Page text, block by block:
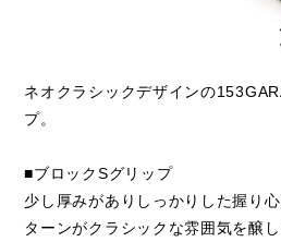
ネオクラシックデザインの
プ。
■ブロックSグリップ
少し厚みがありしっかりした握り
ターンがクラシックな雰囲気を醸し